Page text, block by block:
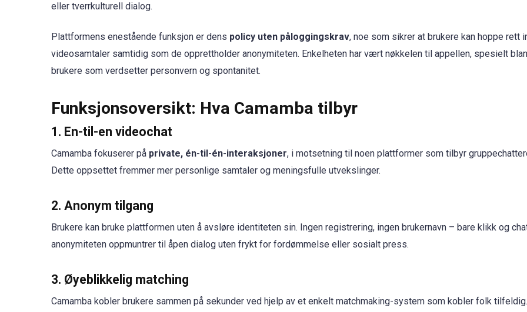
eller tverrkulturell dialog.
Plattformens enestående funksjon er dens policy uten påloggingskrav, noe som sikrer at brukere kan hoppe rett
videosamtaler samtidig som de opprettholder anonymiteten. Enkelheten har vært nøkkelen til appellen, spesielt
brukere som verdsetter personvern og spontanitet.
Funksjonsoversikt: Hva Camamba tilbyr
1. En-til-en videochat
Camamba fokuserer på private, én-til-én-interaksjoner, i motsetning til noen plattformer som tilbyr
Dette oppsettet fremmer mer personlige samtaler og meningsfulle utvekslinger.
2. Anonym tilgang
Brukere kan bruke plattformen uten å avsløre identiteten sin. Ingen registrering, ingen brukernavn – bare klikk og
anonymiteten oppmuntrer til åpen dialog uten frykt for fordømmelse eller sosialt press.
3. Øyeblikkelig matching
Camamba kobler brukere sammen på sekunder ved hjelp av et enkelt matchmaking-system som kobler folk